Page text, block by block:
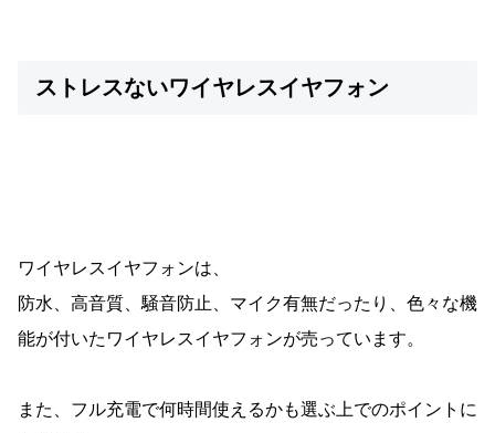
ストレスないワイヤレスイヤフォン
ワイヤレスイヤフォンは、
防水、高音質、騒音防止、マイク有無だったり、色々な機
能が付いたワイヤレスイヤフォンが売っています。
また、フル充電で何時間使えるかも選ぶ上でのポイントに